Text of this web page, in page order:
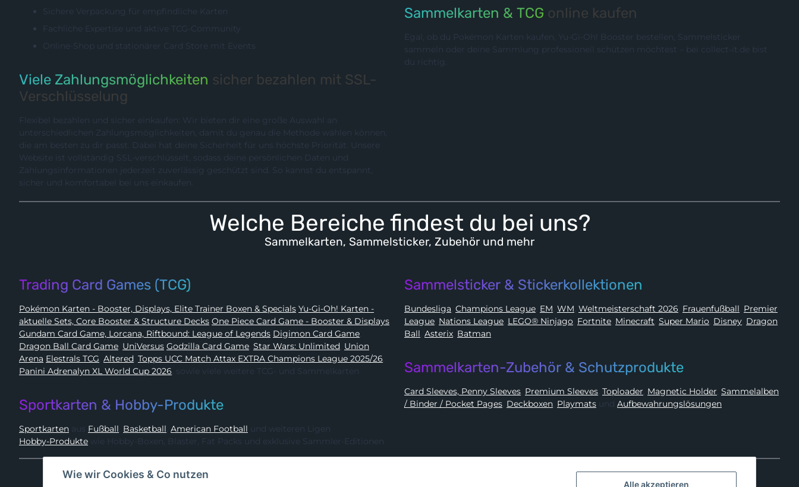
Sichere Verpackung für empfindliche Karten
Fachliche Expertise und aktive TCG-Community
Online-Shop und stationärer Card Store mit Events
Viele Zahlungsmöglichkeiten sicher bezahlen mit SSL-
Verschlüsselung
Flexibel bezahlen und sicher einkaufen: Wir bieten dir eine große Auswahl an
unterschiedlichen Zahlungsmöglichkeiten, damit du genau die Methode wählen können,
die am besten zu dir passt. Dabei hat deine Sicherheit für uns höchste Priorität. Unsere
Website ist vollständig SSL-verschlüsselt, sodass deine persönlichen Daten und
Zahlungsinformationen jederzeit zuverlässig geschützt sind. So kannst du entspannt,
sicher und komfortabel bei uns einkaufen.
Sammelkarten & TCG online kaufen
Egal, ob du Pokémon Karten kaufen, Yu-Gi-Oh! Booster bestellen, Sammelsticker
sammeln oder deine Sammlung professionell schützen möchtest – bei collect-it.de bist
du richtig.
Welche Bereiche findest du bei uns?
Sammelkarten, Sammelsticker, Zubehör und mehr
Trading Card Games (TCG)
Pokémon Karten - Booster, Displays, Elite Trainer Boxen & Specials Yu-Gi-Oh! Karten -
aktuelle Sets, Core Booster & Structure Decks
One Piece Card Game - Booster & Displays
Gundam Card Game, Lorcana, Riftbound: League of Legends
Digimon Card Game,
Dragon Ball Card Game, UniVersus Godzilla Card Game, Star Wars: Unlimited, Union
Arena
Elestrals TCG, Altered, Topps UCC Match Attax EXTRA Champions League 2025/26,
Panini Adrenalyn XL World Cup 2026, sowie viele weitere TCG- und Sammelkarten
Sportkarten & Hobby-Produkte
Sportkarten aus Fußball, Basketball, American Football und weiteren Ligen
Hobby-Produkte wie Hobby-Boxen, Blaster, Fat Packs und exklusive Sammler-Editionen
Sammelsticker & Stickerkollektionen
Bundesliga, Champions League, EM, WM, Weltmeisterschaft 2026, Frauenfußball, Premier
League, Nations League, LEGO® Ninjago, Fortnite, Minecraft, Super Mario, Disney, Dragon
Ball, Asterix, Batman
Sammelkarten-Zubehör & Schutzprodukte
Card Sleeves, Penny Sleeves, Premium Sleeves, Toploader, Magnetic Holder, Sammelalben
/ Binder / Pocket Pages, Deckboxen, Playmats und Aufbewahrungslösungen
Alle akzeptieren
Wie wir Cookies & Co nutzen